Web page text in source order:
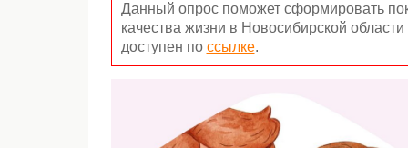
Данный опрос поможет сформировать
качества жизни в Новосибирской
доступен по ссылке.